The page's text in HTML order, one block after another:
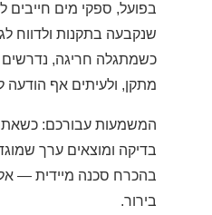
בפועל, ספקי מים חייבים
שנקבעה בתקנות ולדווח
כשמתגלה חריגה, נדרשים
מתקן, ולעיתים אף הודעה
המשמעות עבורכם:
בדיקה ומוצאים ערך
בהכרח סכנה מיידית —
בירור.